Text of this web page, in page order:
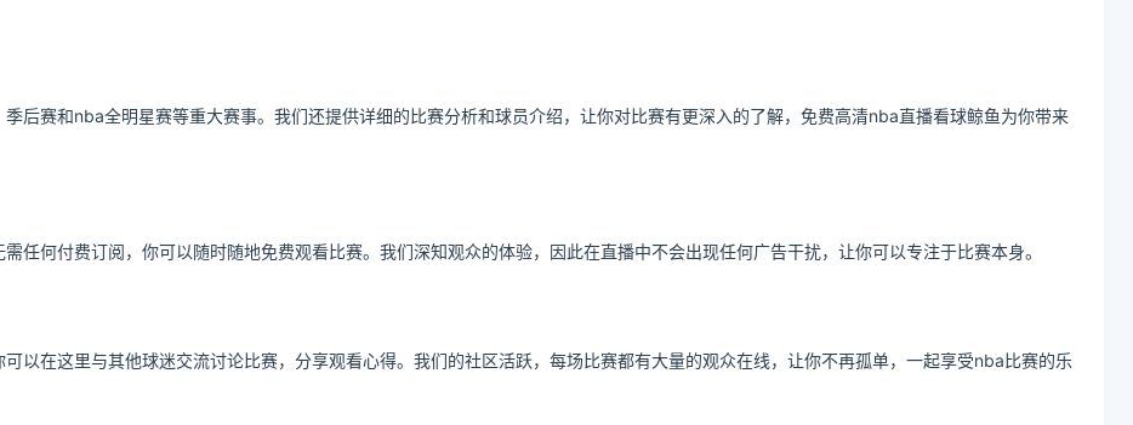
后赛和nba全明星赛等重大赛事。我们还提供详细的比赛分析和球员介绍，让你对比赛有更深入的了解，免费高清nba直播看球鲸鱼为你带来
任何付费订阅，你可以随时随地免费观看比赛。我们深知观众的体验，因此在直播中不会出现任何广告干扰，让你可以专注于比赛本身。
以在这里与其他球迷交流讨论比赛，分享观看心得。我们的社区活跃，每场比赛都有大量的观众在线，让你不再孤单，一起享受nba比赛的乐